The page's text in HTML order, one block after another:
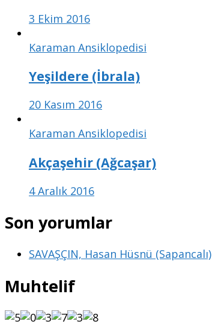
3 Ekim 2016
Karaman Ansiklopedisi
Yeşildere (İbrala)
20 Kasım 2016
Karaman Ansiklopedisi
Akçaşehir (Ağcaşar)
4 Aralık 2016
Son yorumlar
SAVAŞÇIN, Hasan Hüsnü (Sapancalı)
Muhtelif